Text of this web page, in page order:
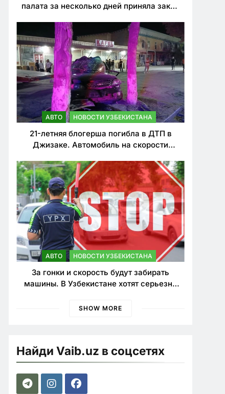
палата за несколько дней приняла закон
нарушителей ПДД
АВТО НОВОСТИ УЗБЕКИСТАНА
21-летняя блогерша погибла в ДТП в
Джизаке. Автомобиль на скорости
АВТО НОВОСТИ УЗБЕКИСТАНА
За гонки и скорость будут забирать
машины. В Узбекистане хотят серьезно
SHOW MORE
Найди Vaib.uz в соцсетях